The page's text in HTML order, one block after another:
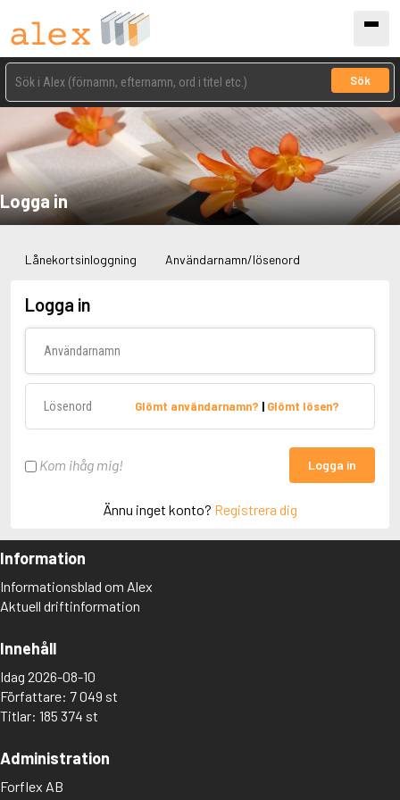
Sök
Logga in
Lånekortsinloggning Användarnamn/lösenord
Logga in
Glömt användarnamn? | Glömt lösen?
Kom ihåg mig! Logga in
Ännu inget konto? Registrera dig
Information
Informationsblad om Alex
Aktuell driftinformation
Innehåll
Idag 2026-08-10
Författare: 7 049 st
Titlar: 185 374 st
Administration
Forflex AB